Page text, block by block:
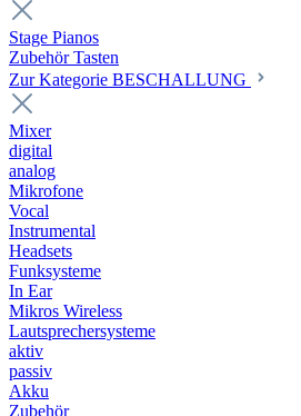
Stage Pianos
Zubehör Tasten
Zur Kategorie BESCHALLUNG
Mixer
digital
analog
Mikrofone
Vocal
Instrumental
Headsets
Funksysteme
In Ear
Mikros Wireless
Lautsprechersysteme
aktiv
passiv
Akku
Zubehör